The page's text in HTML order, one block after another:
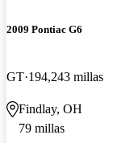
2009 Pontiac G6
GT 194,243 millas
Findlay, OH
79 millas